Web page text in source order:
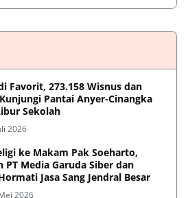
Favorit, 273.158 Wisnus dan
Pantai Anyer-Cinangka
Sekolah
2026
ke Makam Pak Soeharto,
PT Media Garuda Siber dan
Jasa Sang Jendral Besar
2026